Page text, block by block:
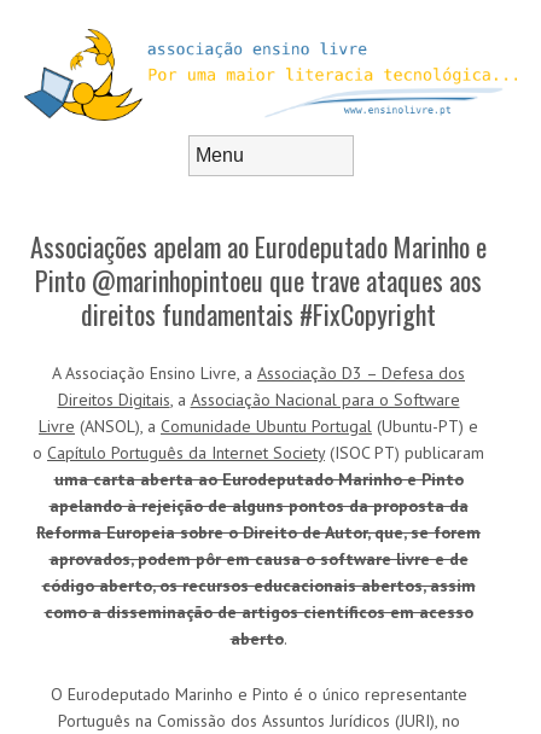
Associações apelam ao Eurodeputado Marinho e
Pinto @marinhopintoeu que trave ataques aos
direitos fundamentais #FixCopyright
A Associação Ensino Livre, a Associação D3 – Defesa dos
Direitos Digitais, a Associação Nacional para o Software
Livre (ANSOL), a Comunidade Ubuntu Portugal (Ubuntu-PT) e
o Capítulo Português da Internet Society(ISOC PT) publicaram
uma carta aberta ao Eurodeputado Marinho e Pinto
apelando à rejeição de alguns pontos da proposta da
Reforma Europeia sobre o Direito de Autor, que, se forem
aprovados, podem pôr em causa o software livre e de
código aberto, os recursos educacionais abertos, assim
como a disseminação de artigos científicos em acesso
aberto.
O Eurodeputado Marinho e Pinto é o único representante
Português na Comissão dos Assuntos Jurídicos (JURI), no